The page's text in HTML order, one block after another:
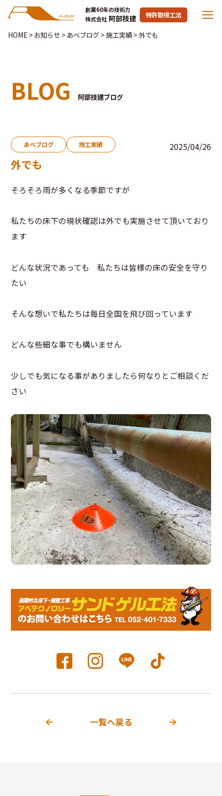
創業60年の技術力
株式会社 阿部技建 特許取得工法
HOME> お知らせ> あべブログ>施工実績>外でも
BLOG 阿部技建ブログ
あべブログ 施工実績 2025/04/26
外でも
そろそろ雨が多くなる季節ですが
私たちの床下の現状確認は外でも実施させて頂いており
ます
どんな状況であっても 私たちは皆様の床の安全を守り
たい
そんな想いで私たちは毎日全国を飛び回っています
どんな些細な事でも構いません
少しでも気になる事がありましたら何なりとご相談くだ
さい
一覧へ戻る